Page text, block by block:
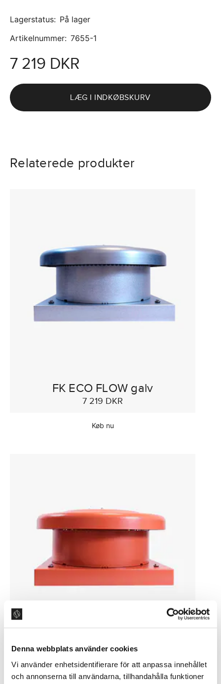
Denna webbplats använder cookies
Vi använder enhetsidentifierare för att anpassa innehållet
och annonserna till användarna, tillhandahålla funktioner
Lagerstatus: På lager
Artikelnummer: 7655-1
7 219 DKR
LÆG I INDKØBSKURV
Relaterede produkter
FK ECO FLOW galv
7 219 DKR
Køb nu
FK ECO FLOW teglrød
7 219 DKR